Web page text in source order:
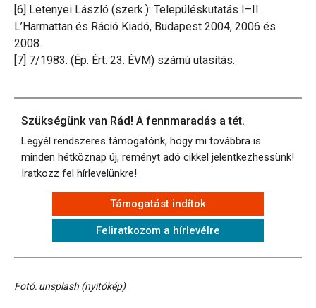
[6] Letenyei László (szerk.): Településkutatás I–II.
L’Harmattan és Ráció Kiadó, Budapest 2004, 2006 és
2008.
[7] 7/1983. (Ép. Ért. 23. ÉVM) számú utasítás.
Szükségünk van Rád! A fennmaradás a tét.
Legyél rendszeres támogatónk, hogy mi továbbra is
minden hétköznap új, reményt adó cikkel jelentkezhessünk!
Iratkozz fel hírlevelünkre!
Támogatást indítok
Feliratkozom a hírlevélre
Fotó: unsplash (nyitókép)